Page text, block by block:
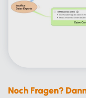
Noch Fragen?